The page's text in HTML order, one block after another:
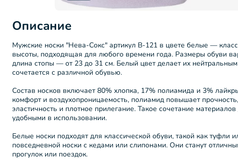
Описание
Мужские носки "Нева-Сокс" артикул В-121 в цвете белые —
высоты, подходящая для любого времени года. Размеры обуви
длина стопы — от 23 до 31 см. Белый цвет делает их
сочетается с различной обувью.
Состав носков включает 80% хлопка, 17% полиамида и 3%
комфорт и воздухопроницаемость, полиамид повышает
эластичность и плотное прилегание. Такое сочетание
удобными в использовании.
Белые носки подходят для классической обуви, такой как туфли
повседневной носки с кедами или слипонами. Они станут
прогулок или поездок.